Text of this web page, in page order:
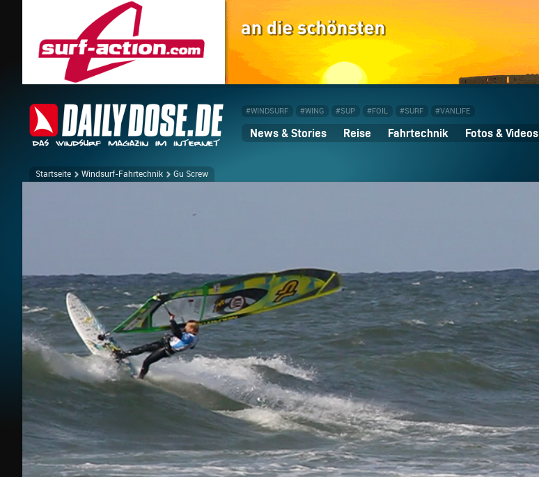
#WINDSURF #WING #SUP #FOIL #SURF #VANLIFE
News & Stories Reise Fahrtechnik Fotos & Videos
Startseite Windsurf-Fahrtechnik Gu Screw